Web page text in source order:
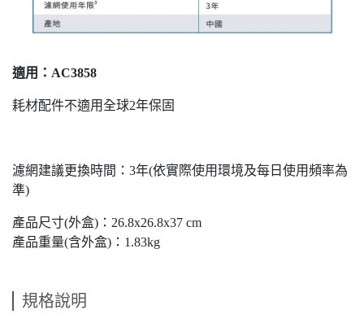
適用：AC3858
耗材配件不適用全球2年保固
濾網建議更換時間：3年(依實際使用環境及每日使用頻率為
準)
產品尺寸(外盒)：26.8x26.8x37 cm
產品重量(含外盒)：1.83kg
規格說明